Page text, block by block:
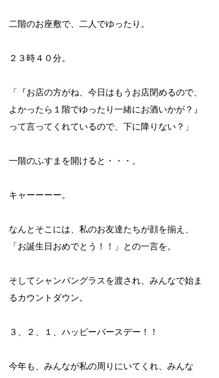
二階のお座敷で、二人でゆったり。
２３時４０分。
「『お店の方がね、今日はもうお店閉めるので、
よかったら１階でゆったり一緒にお酒いかが？』
って言ってくれているので、下に降りない？」
一階のふすまを開けると・・・。
キャーーーー。
なんとそこには、私のお友達たちが顔を揃え、
「お誕生日おめでとう！！」との一言を。
そしてシャンパングラスを渡され、みんなで始ま
るカウントダウン。
３、２、１、ハッピーバースデー！！
今年も、みんなが私の周りにいてくれ、みんな